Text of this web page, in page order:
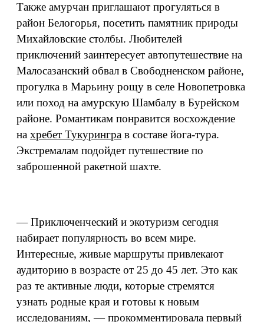
Также амурчан приглашают прогуляться в
район Белогорья, посетить памятник природы
Михайловские столбы. Любителей
приключений заинтересует автопутешествие на
Малосазанский обвал в Свободненском районе,
прогулка в Марьину рощу в селе Новопетровка
или поход на амурскую Шамбалу в Бурейском
районе. Романтикам понравится восхождение
на хребет Тукурингра в составе йога-тура.
Экстремалам подойдет путешествие по
заброшенной ракетной шахте.
— Приключенческий и экотуризм сегодня
набирает популярность во всем мире.
Интересные, живые маршруты привлекают
аудиторию в возрасте от 25 до 45 лет. Это как
раз те активные люди, которые стремятся
узнать родные края и готовы к новым
исследованиям, — прокомментировала первый